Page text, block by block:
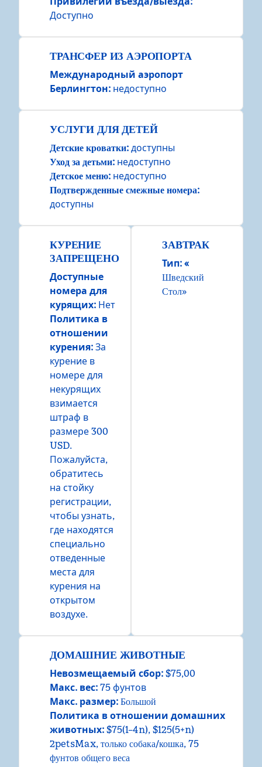
Доступно
ТРАНСФЕР ИЗ АЭРОПОРТА
Международный аэропорт
Берлингтон: недоступно
УСЛУГИ ДЛЯ ДЕТЕЙ
Детские кроватки: доступны
Уход за детьми: недоступно
Детское меню: недоступно
Подтвержденные смежные номера:
доступны
КУРЕНИЕ
ЗАПРЕЩЕНО
Доступные
номера для
курящих: Нет
Политика в
отношении
курения: За
курение в
номере для
некурящих
взимается
штраф в
размере 300
USD.
Пожалуйста,
обратитесь
на стойку
регистрации,
чтобы узнать,
где находятся
специально
отведенные
места для
курения на
открытом
воздухе.
ЗАВТРАК
Тип: «
Шведский
Стол»
ДОМАШНИЕ ЖИВОТНЫЕ
Невозмещаемый сбор: $75,00
Макс. вес: 75 фунтов
Макс. размер: Большой
Политика в отношении домашних
животных: $75(1–4n), $125(5+n)
2petsMax, только собака/кошка, 75
фунтов общего веса